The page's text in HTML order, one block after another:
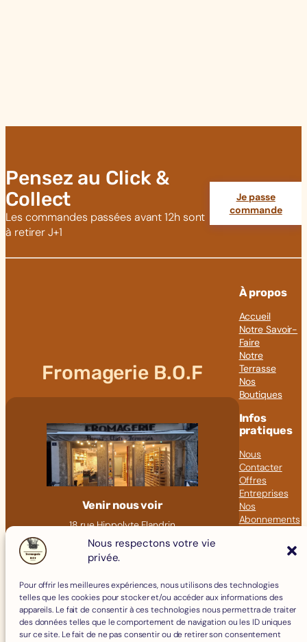
Nous respectons votre vie
privée.
Pour offrir les meilleures expériences, nous utilisons des technologies
telles que les cookies pour stocker et/ou accéder aux informations des
appareils. Le fait de consentir à ces technologies nous permettra de traiter
des données telles que le comportement de navigation ou les ID uniques
sur ce site. Le fait de ne pas consentir ou de retirer son consentement
Pensez au Click &
Collect
Les commandes passées avant 12h sont
à retirer J+1
Je passe
commande
Fromagerie B.O.F
Venir nous voir
18 rue Hippolyte Flandrin
09 82 23 41 60
À propos
Accueil
Notre Savoir-
Faire
Notre
Terrasse
Nos
Boutiques
Infos
pratiques
Nous
Contacter
Offres
Entreprises
Nos
Abonnements
Fromages
Boissons
Charcuterie
Épicerie Fine